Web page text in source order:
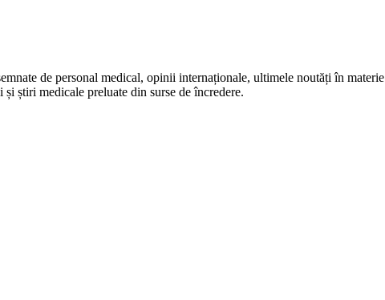
de personal medical, opinii internaționale, ultimele noutăți în
știri medicale preluate din surse de încredere.